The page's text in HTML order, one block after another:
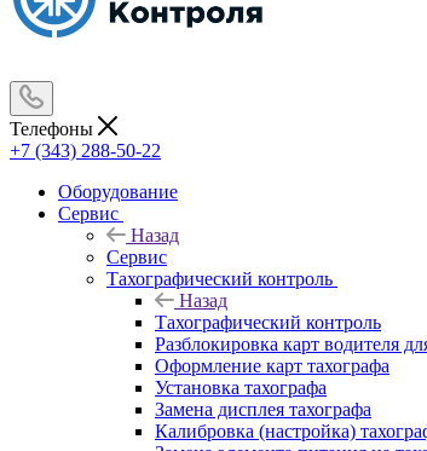
Телефоны
+7 (343) 288-50-22
Оборудование
Сервис
Назад
Сервис
Тахографический контроль
Назад
Тахографический контроль
Разблокировка карт водителя
Оформление карт тахографа
Установка тахографа
Замена дисплея тахографа
Калибровка (настройка)